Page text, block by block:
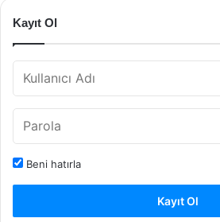
Kayıt Ol
Beni hatırla
Kayıt Ol